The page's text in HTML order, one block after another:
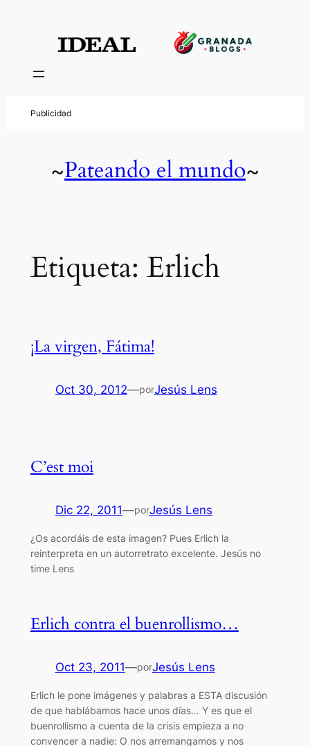
contenido
~Pateando el mundo~
Etiqueta: Erlich
¡La virgen, Fátima!
Oct 30, 2012—porJesús Lens
C’est moi
Dic 22, 2011—porJesús Lens
¿Os acordáis de esta imagen? Pues Erlich la
reinterpreta en un autorretrato excelente. Jesús no
time Lens
Erlich contra el buenrollismo…
Oct 23, 2011—porJesús Lens
Erlich le pone imágenes y palabras a ESTA discusión
de que hablábamos hace unos días… Y es que el
buenrollismo a cuenta de la crisis empieza a no
convencer a nadie: O nos arremangamos y nos